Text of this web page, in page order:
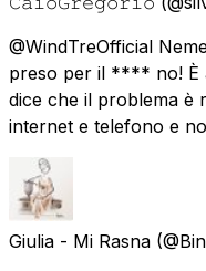
@WindTreOfficial
preso per il **** no! È
dice che il problema è
internet e telefono e
Giulia - Mi Rasna